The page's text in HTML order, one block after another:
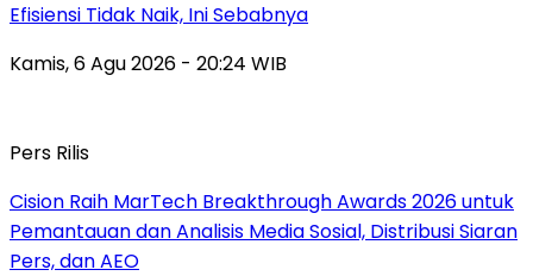
Efisiensi Tidak Naik, Ini Sebabnya
Kamis, 6 Agu 2026 - 20:24 WIB
Pers Rilis
Cision Raih MarTech Breakthrough Awards 2026 untuk
Pemantauan dan Analisis Media Sosial, Distribusi Siaran
Pers, dan AEO